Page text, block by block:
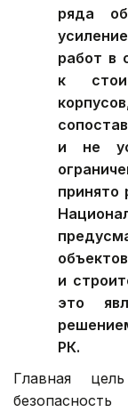
ряда
работ в
к
и не
принято
и
это
РК.
Главная